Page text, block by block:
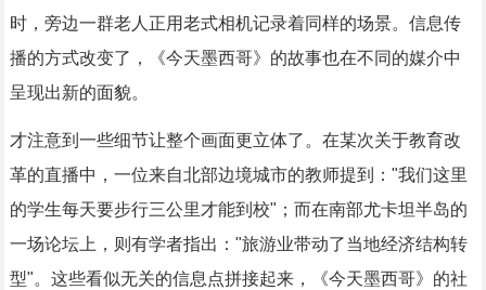
时，旁边一群老人正用老式相机记录着同样的场景。信息传
播的方式改变了，《今天墨西哥》的故事也在不同的媒介中
呈现出新的面貌。
才注意到一些细节让整个画面更立体了。在某次关于教育改
革的直播中，一位来自北部边境城市的教师提到："我们这里
的学生每天要步行三公里才能到校"；而在南部尤卡坦半岛的
一场论坛上，则有学者指出："旅游业带动了当地经济结构转
型"。这些看似无关的信息点拼接起来，《今天墨西哥》的社